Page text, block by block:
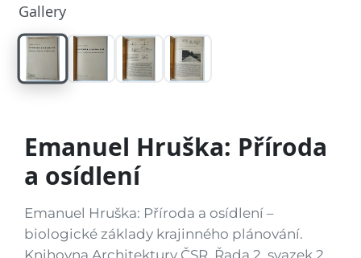
Gallery
Emanuel Hruška: Příroda
a osídlení
Emanuel Hruška: Příroda a osídlení –
biologické základy krajinného plánování.
Knihovna Architektury ČSR, Řada 2, svazek 2.